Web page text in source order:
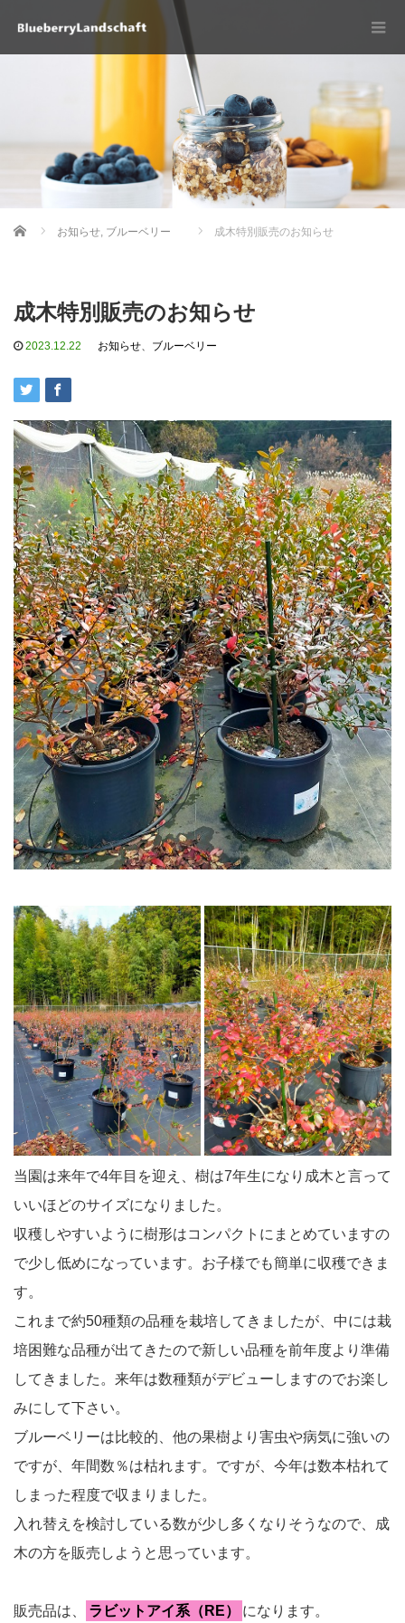
Home お知らせ, ブルーベリー 成木特別販売のお知らせ
成木特別販売のお知らせ
2023.12.22 お知らせ、 ブルーベリー
当園は来年で4年目を迎え、樹は7年生になり成木と言って
いいほどのサイズになりました。
収穫しやすいように樹形はコンパクトにまとめていますの
で少し低めになっています。お子様でも簡単に収穫できま
す。
これまで約50種類の品種を栽培してきましたが、中には栽
培困難な品種が出てきたので新しい品種を前年度より準備
してきました。来年は数種類がデビューしますのでお楽し
みにして下さい。
ブルーベリーは比較的、他の果樹より害虫や病気に強いの
ですが、年間数％は枯れます。ですが、今年は数本枯れて
しまった程度で収まりました。
入れ替えを検討している数が少し多くなりそうなので、成
木の方を販売しようと思っています。
販売品は、 ラビットアイ系（RE） になります。